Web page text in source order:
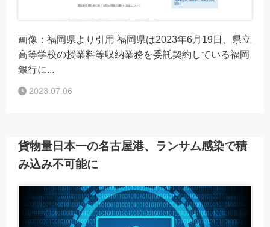
画像：福岡県より引用 福岡県は2023年6月19日、県立
高等学校の授業料等収納業務を委託契約している福岡
銀行に...
2023.07.06
貨物量日本一の名古屋港、ランサム感染で積
み込み不可能に